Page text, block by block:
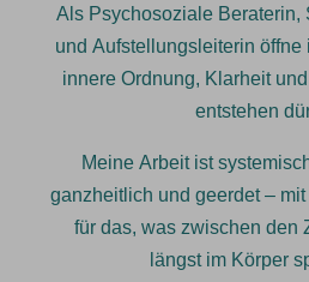
Als Psychosoziale Beraterin,
und Aufstellungsleiterin öffne
innere Ordnung, Klarheit
entstehen
Meine Arbeit ist
ganzheitlich und geerdet –
für das, was zwischen den
längst im Körper